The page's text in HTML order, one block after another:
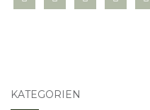
KATEGORIEN